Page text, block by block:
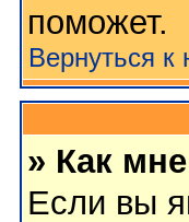
поможет.
Вернуться к
» Как
Если вы